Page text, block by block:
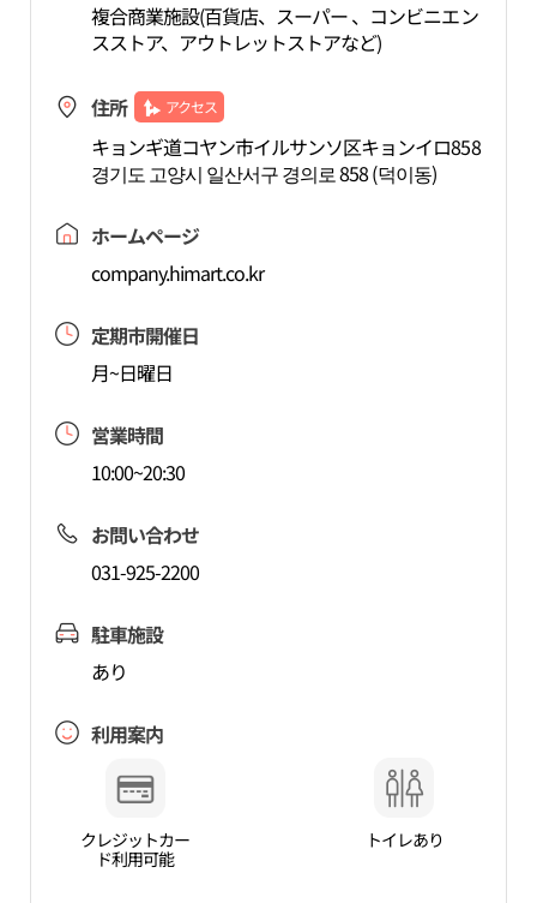
複合商業施設(百貨店、スーパー 、コンビニエン
スストア、アウトレットストアなど)
住所 アクセス
キョンギ道コヤン市イルサンソ区キョンイロ858
경기도 고양시 일산서구 경의로 858 (덕이동)
ホームページ
company.himart.co.kr
定期市開催日
月~日曜日
営業時間
10:00~20:30
お問い合わせ
031-925-2200
駐車施設
あり
利用案内
クレジットカー
ド利用可能
トイレあり